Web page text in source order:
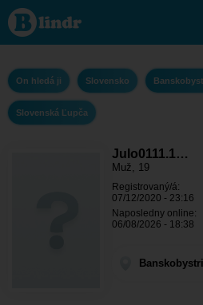
Julo0111.1eo -
On hledá ji
Banskobystrický
kraj - Slovenská
On hledá ji Slovensko
Slovenská Ľupča
Julo0111.1…
Muž, 19
Registrovaný/á:
07/12/2020 - 23:16
Naposledny online:
06/08/2026 - 18:38